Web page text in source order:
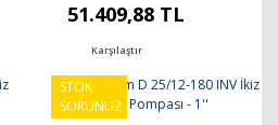
51.409,88 TL
Karşılaştır
STOK
SORUNUZ